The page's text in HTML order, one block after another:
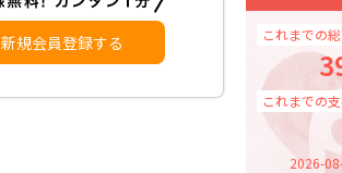
新規会員登録する これまでの
これまでの
2026-